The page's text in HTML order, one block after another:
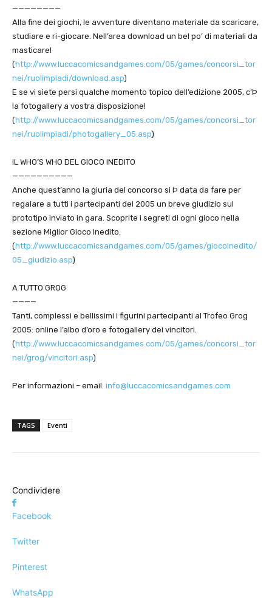
————————
Alla fine dei giochi, le avventure diventano materiale da scaricare,
studiare e ri-giocare. Nell’area download un bel po’ di materiali da
masticare!
(http://www.luccacomicsandgames.com/05/games/concorsi_tor
nei/ruolimpiadi/download.asp)
E se vi siete persi qualche momento topico dell’edizione 2005, c’Þ
la fotogallery a vostra disposizione!
(http://www.luccacomicsandgames.com/05/games/concorsi_tor
nei/ruolimpiadi/photogallery_05.asp)
IL WHO’S WHO DEL GIOCO INEDITO
——————————
Anche quest’anno la giuria del concorso si Þ data da fare per
regalare a tutti i partecipanti del 2005 un breve giudizio sul
prototipo inviato in gara. Scoprite i segreti di ogni gioco nella
sezione Miglior Gioco Inedito.
(http://www.luccacomicsandgames.com/05/games/giocoinedito/
05_giudizio.asp)
A TUTTO GROG
————
Tanti, complessi e bellissimi i figurini partecipanti al Trofeo Grog
2005: online l’albo d’oro e fotogallery dei vincitori.
(http://www.luccacomicsandgames.com/05/games/concorsi_tor
nei/grog/vincitori.asp)
Per informazioni – email: info@luccacomicsandgames.com
TAGS Eventi
Condividere
Facebook
Twitter
Pinterest
WhatsApp